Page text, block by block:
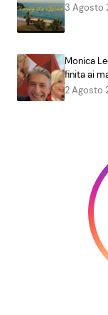
3 Agosto
Monica
finita ai
2 Agosto